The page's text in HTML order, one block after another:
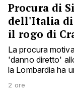
Procura di
dell'Italia
il rogo di
La procura
'danno diretto'
la Lombardia ha
2 ore